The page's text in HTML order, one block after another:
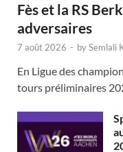
Fès et la RS
adversaires
7 août 2026 - bySemlali
En Ligue des
tours préliminaires